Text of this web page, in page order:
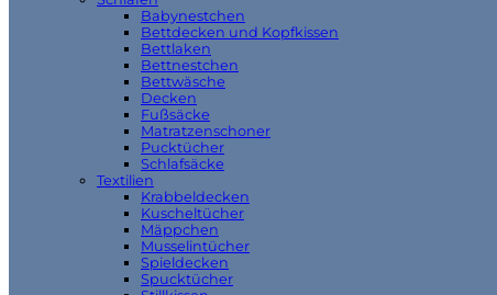
Babynestchen
Bettdecken und Kopfkissen
Bettlaken
Bettnestchen
Bettwäsche
Decken
Fußsäcke
Matratzenschoner
Pucktücher
Schlafsäcke
Textilien
Krabbeldecken
Kuscheltücher
Mäppchen
Musselintücher
Spieldecken
Spucktücher